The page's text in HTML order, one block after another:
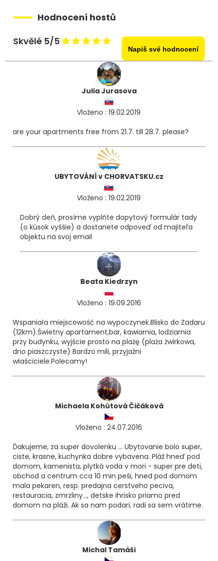
Hodnocení hostů
Skvělé 5/5
Napiš své hodnocení
Julia Jurasova
Vloženo : 19.02.2019
are your apartments free from 21.7. till 28.7. please?
UBYTOVÁNÍ v CHORVATSKU.cz
Vloženo : 19.02.2019
Dobrý deň, prosíme vyplňte dopytový formulár tady
(o kúsok vyššie) a dostanete odpoveď od majiteľa
objektu na svoj email
Beata Kiedrzyn
Vloženo : 19.09.2016
Wspaniała miejscowość na wypoczynek.Blisko do Zadaru
(12km).Świetny apartament,bar, kawiarnia, lodziarnia
przy budynku, wyjście prosto na plażę (plaża żwirkowa,
dno piaszczyste) Bardzo mili, przyjaźni
właściciele.Polecamy!
Michaela Kohútová Čičáková
Vloženo : 24.07.2016
Ďakujeme, za super dovolenku ... Ubytovanie bolo super,
ciste, krasne, kuchynka dobre vybavena. Pláž hneď pod
domom, kamenista, plytká voda v mori - super pre deti,
obchod a centrum cca 10 min peši, hned pod domom
mala pekaren, resp. predajna cerstveho peciva,
restauracia, zmrzliny..., detske ihrisko priamo pred
domom na pláži. Ak sa nam podari, radi sa sem vrátime.
Michal Tamáši